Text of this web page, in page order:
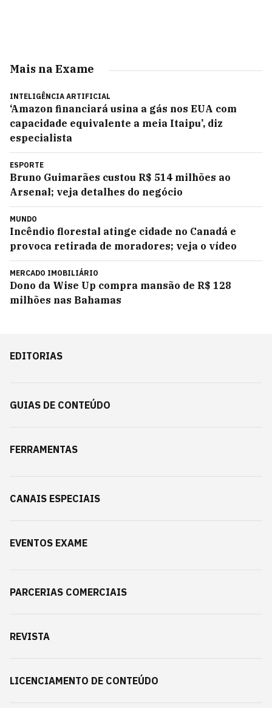
Mais na Exame
INTELIGÊNCIA ARTIFICIAL
‘Amazon financiará usina a gás nos EUA com
capacidade equivalente a meia Itaipu’, diz
especialista
ESPORTE
Bruno Guimarães custou R$ 514 milhões ao
Arsenal; veja detalhes do negócio
MUNDO
Incêndio florestal atinge cidade no Canadá e
provoca retirada de moradores; veja o vídeo
MERCADO IMOBILIÁRIO
Dono da Wise Up compra mansão de R$ 128
milhões nas Bahamas
EDITORIAS
GUIAS DE CONTEÚDO
FERRAMENTAS
CANAIS ESPECIAIS
EVENTOS EXAME
PARCERIAS COMERCIAIS
REVISTA
LICENCIAMENTO DE CONTEÚDO